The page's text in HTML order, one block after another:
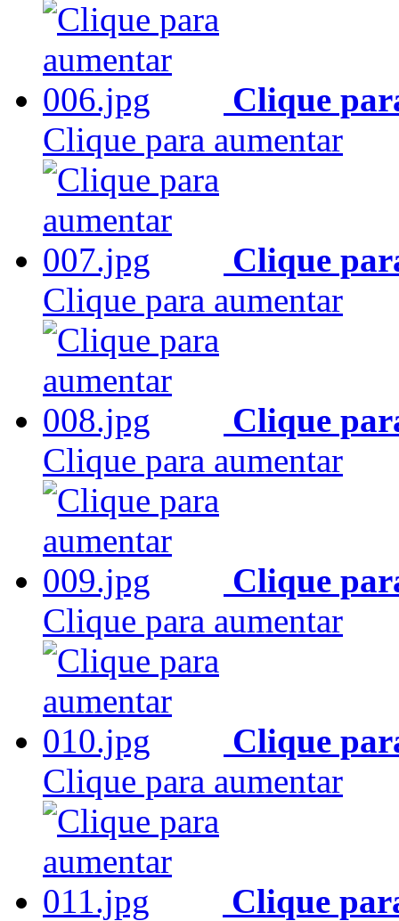
Clique
Clique para aumentar
Clique
Clique para aumentar
Clique
Clique para aumentar
Clique
Clique para aumentar
Clique
Clique para aumentar
Clique